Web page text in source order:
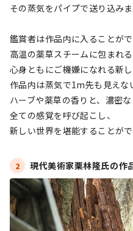
その蒸気をパイプで送り込みま
鑑賞者は作品内に入ることがで
高温の薬草スチームに包まれる
心身ともにご機嫌になれる新し
作品内は蒸気で1m先も見えな
ハーブや薬草の香りと、濃密
全ての感覚を呼び起こし、
新しい世界を堪能することがで
2 現代美術家栗林隆氏の作